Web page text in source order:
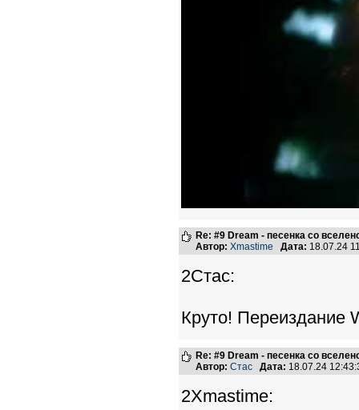
Re: #9 Dream - песенка со
Автор: Xmastime Дата: 18.07.24
2Стас:
Круто! Переиздание
Re: #9 Dream - песенка со
Автор: Стас Дата: 18.07.24
2Xmastime: